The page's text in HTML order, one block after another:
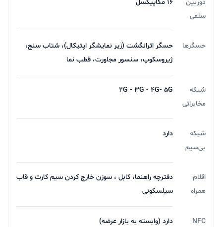
دوربین
سلفی
16 مگاپیکسل
حسگرها
حسگر اثرانگشت (زیر نمایشگر اپتیکال)، شتاب سنج،
ژیروسکوپ، سنسور مجاورت، قطب نما
شبکه
مخابراتی
2G - 3G - 4G- 5G
شبکه
بی‌سیم
دارد
اقلام
همراه
دفترچه‌ راهنما، کابل ، سوزن خارج کردن سیم کارت و قاب
سیلسکونی
NFC دارد (وابسته به بازار عرضه)